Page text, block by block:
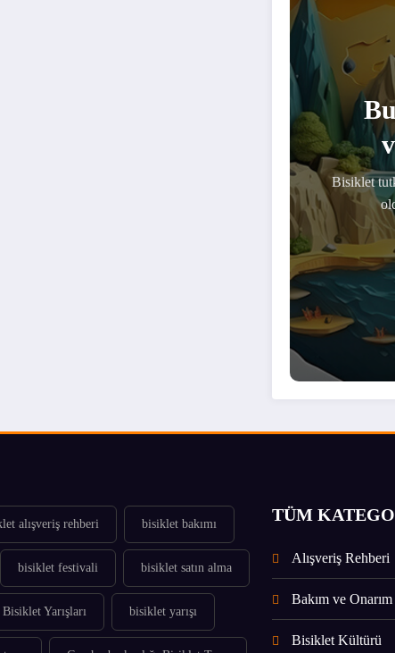
Bisiklet
alışveriş rehberi bisiklet bakımı
bisiklet festivali bisiklet satın alma
Bisiklet Yarışları bisiklet yarışı
TÜM
Alışveriş Rehberi
Bakım ve Onarım
Bisiklet Kültürü